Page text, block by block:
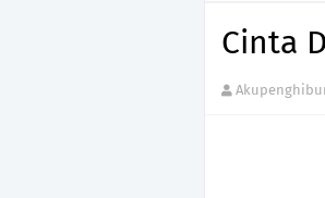
Cinta